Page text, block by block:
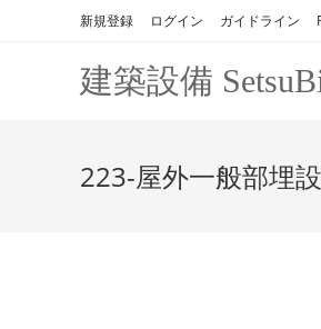
新規登録 ログイン ガイドライン
建築設備
223-屋外一般部埋